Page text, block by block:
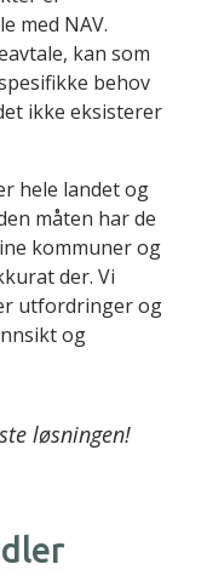
med NAV.
kan som
behov
ikke eksisterer
hele landet og
måten har de
kommuner og
der. Vi
utfordringer og
og
løsningen!